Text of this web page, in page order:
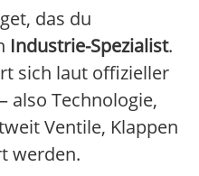
das du
Industrie-Spezialist.
sich laut offizieller
– also Technologie,
Ventile, Klappen
werden.